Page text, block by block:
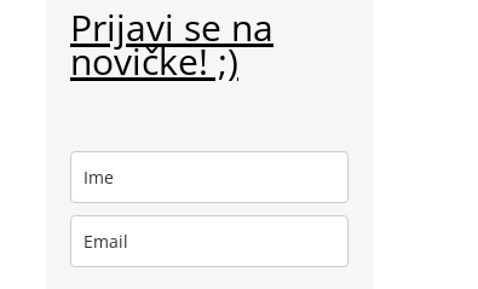
Prijavi se na
novičke! ;)